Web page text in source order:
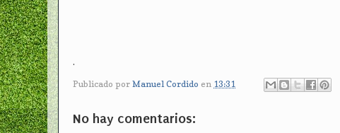
.
Publicado por Manuel Cordido en 13:31
No hay comentarios: